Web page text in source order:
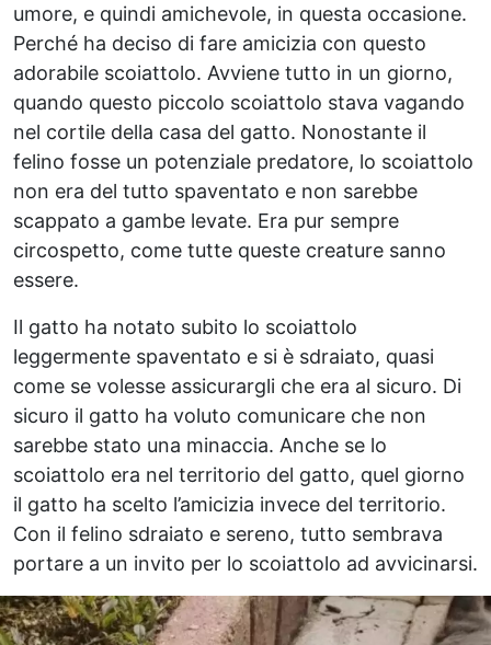
umore, e quindi amichevole, in questa occasione.
Perché ha deciso di fare amicizia con questo
adorabile scoiattolo. Avviene tutto in un giorno,
quando questo piccolo scoiattolo stava vagando
nel cortile della casa del gatto. Nonostante il
felino fosse un potenziale predatore, lo scoiattolo
non era del tutto spaventato e non sarebbe
scappato a gambe levate. Era pur sempre
circospetto, come tutte queste creature sanno
essere.
Il gatto ha notato subito lo scoiattolo
leggermente spaventato e si è sdraiato, quasi
come se volesse assicurargli che era al sicuro. Di
sicuro il gatto ha voluto comunicare che non
sarebbe stato una minaccia. Anche se lo
scoiattolo era nel territorio del gatto, quel giorno
il gatto ha scelto l’amicizia invece del territorio.
Con il felino sdraiato e sereno, tutto sembrava
portare a un invito per lo scoiattolo ad avvicinarsi.